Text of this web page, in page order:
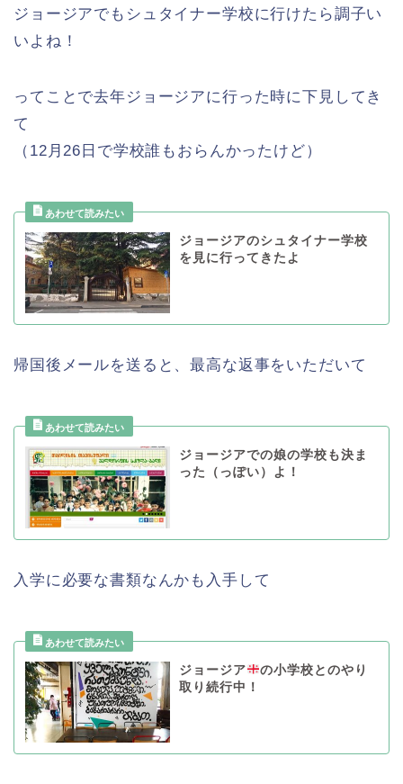
ジョージアでもシュタイナー学校に行けたら調子い
いよね！
ってことで去年ジョージアに行った時に下見してき
て
（12月26日で学校誰もおらんかったけど）
ジョージアのシュタイナー学校
を見に行ってきたよ
帰国後メールを送ると、最高な返事をいただいて
ジョージアでの娘の学校も決ま
った（っぽい）よ！
入学に必要な書類なんかも入手して
ジョージア
の小学校とのやり
取り続行中！